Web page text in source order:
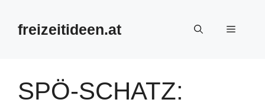
Inhalt
springenfreizeitideen.at Menü
SPÖ-SCHATZ: